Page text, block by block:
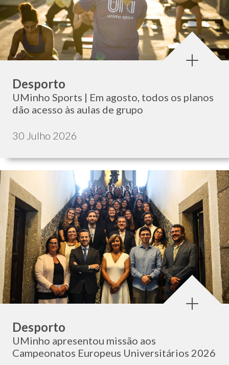
Categoria:
Desporto
UMinho Sports | Em agosto, todos os planos
dão acesso às aulas de grupo
Data de publicação:
30 Julho 2026
Categoria:
Desporto
UMinho apresentou missão aos
Campeonatos Europeus Universitários 2026